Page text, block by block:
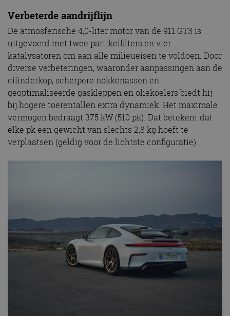
Verbeterde aandrijflijn
De atmosferische 4,0-liter motor van de 911 GT3 is
uitgevoerd met twee partikelfilters en vier
katalysatoren om aan alle milieueisen te voldoen. Door
diverse verbeteringen, waaronder aanpassingen aan de
cilinderkop, scherpere nokkenassen en
geoptimaliseerde gaskleppen en oliekoelers biedt hij
bij hogere toerentallen extra dynamiek. Het maximale
vermogen bedraagt 375 kW (510 pk). Dat betekent dat
elke pk een gewicht van slechts 2,8 kg hoeft te
verplaatsen (geldig voor de lichtste configuratie).